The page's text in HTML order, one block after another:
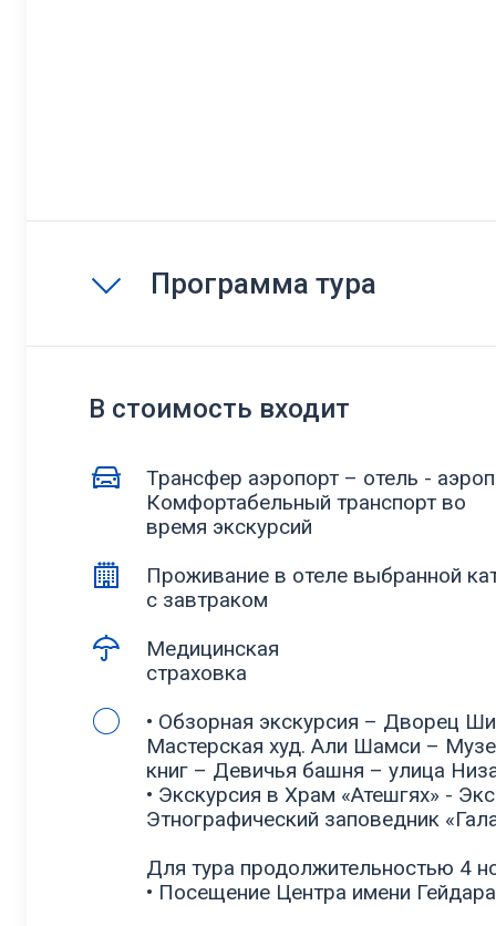
Программа тура
В стоимость входит
Трансфер аэропорт – отель -
Комфортабельный транспорт во
время экскурсий
Проживание в отеле выбранной
с завтраком
Медицинская
страховка
• Обзорная экскурсия – Дворец
Мастерская худ. Али Шамси –
книг – Девичья башня – улица
• Экскурсия в Храм «Атешгях» -
Этнографический заповедник
Для тура продолжительностью 4
• Посещение Центра имени